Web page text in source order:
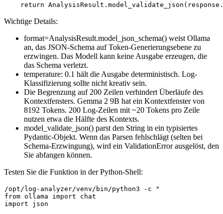
return
Wichtige Details:
format=AnalysisResult.model_json_schema() weist Ollama
an, das JSON-Schema auf Token-Generierungsebene zu
erzwingen. Das Modell kann keine Ausgabe erzeugen, die
das Schema verletzt.
temperature: 0.1 hält die Ausgabe deterministisch. Log-
Klassifizierung sollte nicht kreativ sein.
Die Begrenzung auf 200 Zeilen verhindert Überläufe des
Kontextfensters. Gemma 2 9B hat ein Kontextfenster von
8192 Tokens. 200 Log-Zeilen mit ~20 Tokens pro Zeile
nutzen etwa die Hälfte des Kontexts.
model_validate_json() parst den String in ein typisiertes
Pydantic-Objekt. Wenn das Parsen fehlschlägt (selten bei
Schema-Erzwingung), wird ein ValidationErrorausgelöst, den
Sie abfangen können.
Testen Sie die Funktion in der Python-Shell:
/opt/log-analyzer/venv/bin/python3 -c
"
from ollama import chat
import json